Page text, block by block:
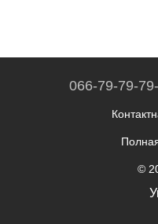
066-79-79-
©